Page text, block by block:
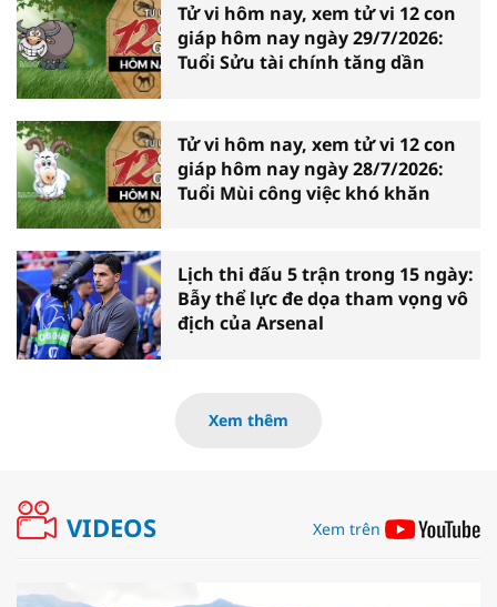
Tử vi hôm nay, xem tử vi 12 con
giáp hôm nay ngày 29/7/2026:
Tuổi Sửu tài chính tăng dần
Tử vi hôm nay, xem tử vi 12 con
giáp hôm nay ngày 28/7/2026:
Tuổi Mùi công việc khó khăn
Lịch thi đấu 5 trận trong 15 ngày:
Bẫy thể lực đe dọa tham vọng vô
địch của Arsenal
Xem thêm
VIDEOS Xem trên